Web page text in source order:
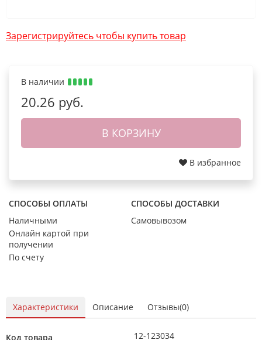
Зарегистрируйтесь чтобы купить товар
В наличии
20.26 руб.
В КОРЗИНУ
В избранное
СПОСОБЫ ОПЛАТЫ
Наличными
Онлайн картой при
получении
По счету
СПОСОБЫ ДОСТАВКИ
Самовывозом
Характеристики Описание Отзывы(0)
Код товара 12-123034